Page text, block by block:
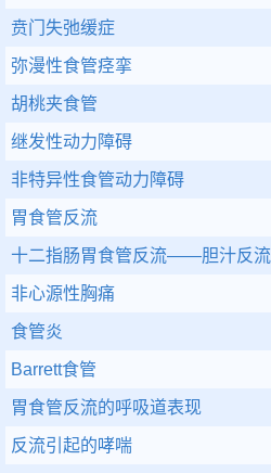
贲门失弛缓症
弥漫性食管痉挛
胡桃夹食管
继发性动力障碍
非特异性食管动力障碍
胃食管反流
十二指肠胃食管反流——胆汁反流
非心源性胸痛
食管炎
Barrett食管
胃食管反流的呼吸道表现
反流引起的哮喘